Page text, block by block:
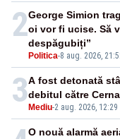
2
Politica-8 aug. 2026,
George Simion
oi vor fi ucise. Să
despăgubiți”
3 Mediu-2 aug. 2026, 12:29
A fost detonată
debitul către
O nouă alarmă